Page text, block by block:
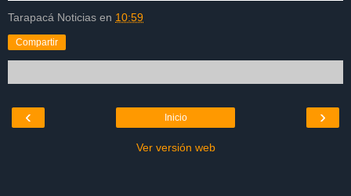
Tarapacá Noticias en 10:59
Compartir
‹ ›
Inicio
Ver versión web